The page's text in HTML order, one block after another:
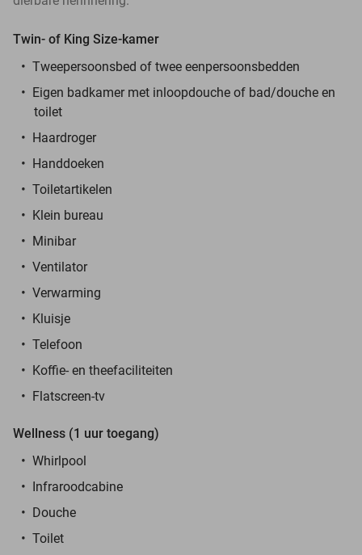
Twin- of King Size-kamer
Tweepersoonsbed of twee eenpersoonsbedden
Eigen badkamer met inloopdouche of bad/douche en
toilet
Haardroger
Handdoeken
Toiletartikelen
Klein bureau
Minibar
Ventilator
Verwarming
Kluisje
Telefoon
Koffie- en theefaciliteiten
Flatscreen-tv
Wellness (1 uur toegang)
Whirlpool
Infraroodcabine
Douche
Toilet